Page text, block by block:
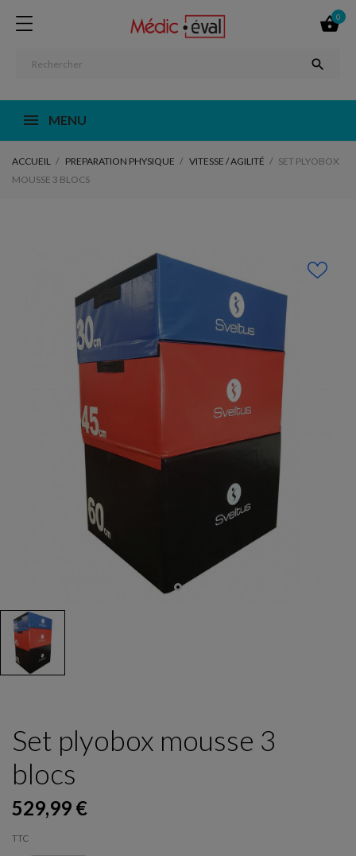

0

MENU
ACCUEIL PREPARATION PHYSIQUE VITESSE / AGILITÉ
SET PLYOBOX
MOUSSE 3 BLOCS
Set plyobox mousse 3
blocs
529,99 €
TTC